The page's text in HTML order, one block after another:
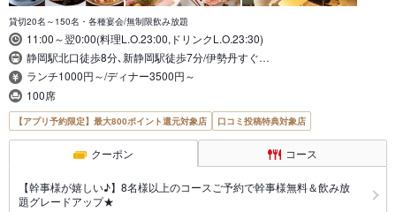
貸切20名～150名・各種宴会/無制限飲み放題
11:00～翌0:00(料理L.O.23:00,ドリンクL.O.23:30)
静岡駅北口徒歩8分､新静岡駅徒歩7分/伊勢丹すぐ…
ランチ1000円～/ディナー3500円～
100席
【アプリ予約限定】最大800ポイント還元対象店 口コミ投稿特典対象店
クーポン コース
【幹事様が嬉しい♪】8名様以上のコースご予約で幹事様無料＆飲み放
題グレードアップ★